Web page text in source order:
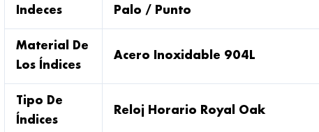
Indeces Palo / Punto
Material De
Los Índices
Acero Inoxidable 904L
Tipo De
Índices
Reloj Horario Royal Oak